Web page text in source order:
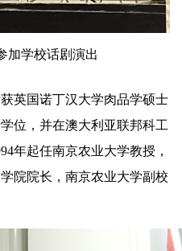
加学校话剧演出
英国诺丁汉大学肉品学硕士
位，并在澳大利亚联邦科工
年起任南京农业大学教授，
院院长，南京农业大学副校